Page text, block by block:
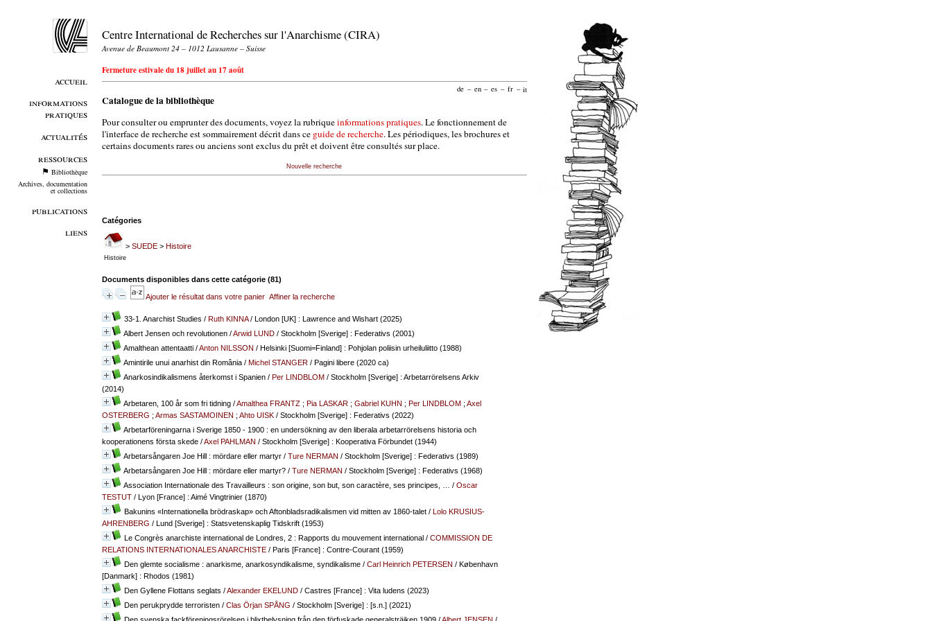
accueil
informations
pratiques
actualités
ressources
Bibliothèque
Archives, documentation
et collections
publications
liens
Centre International de Recherches sur l'Anarchisme (CIRA)
Avenue de Beaumont 24 – 1012 Lausanne – Suisse
Fermeture estivale du 18 juillet au 17 août
de – en – es – fr – it
Catalogue de la bibliothèque
Pour consulter ou emprunter des documents, voyez la rubriqueinformations pratiques. Le fonctionnement de
l'interface de recherche est sommairement décrit dans ce guide de recherche. Les périodiques, les brochures et
certains documents rares ou anciens sont exclus du prêt et doivent être consultés sur place.
Nouvelle recherche
Catégories
> SUEDE> Histoire
Histoire
Documents disponibles dans cette catégorie (81)
Ajouter le résultat dans votre panier Affiner la recherche
33-1. Anarchist Studies / Ruth KINNA/ London [UK] : Lawrence and Wishart (2025)
Albert Jensen och revolutionen/Arwid LUND/ Stockholm [Sverige] : Federativs (2001)
Amalthean attentaatti/Anton NILSSON / Helsinki [Suomi=Finland] : Pohjolan poliisin urheiluliitto (1988)
Amintirile unui anarhist din România/ Michel STANGER/ Pagini libere (2020 ca)
Anarkosindikalismens återkomst i Spanien/ Per LINDBLOM/ Stockholm [Sverige] : Arbetarrörelsens Arkiv
(2014)
Arbetaren, 100 år som fri tidning/Amalthea FRANTZ; Pia LASKAR; Gabriel KUHN ; Per LINDBLOM; Axel
OSTERBERG ; Armas SASTAMOINEN ; Ahto UISK/ Stockholm [Sverige] : Federativs (2022)
Arbetarföreningarna i Sverige 1850 - 1900 : en undersökning av den liberala arbetarrörelsens historia och
kooperationens första skede/Axel PAHLMAN / Stockholm [Sverige] : Kooperativa Förbundet (1944)
Arbetarsångaren Joe Hill : mördare eller martyr/ Ture NERMAN / Stockholm [Sverige] : Federativs (1989)
Arbetarsångaren Joe Hill : mördare eller martyr?/ Ture NERMAN / Stockholm [Sverige] : Federativs (1968)
Association Internationale des Travailleurs : son origine, son but, son caractère, ses principes, …
/ Oscar
TESTUT/ Lyon [France] : Aimé Vingtrinier (1870)
Bakunins «Internationella brödraskap» och Aftonbladsradikalismen vid mitten av 1860-talet/ Lolo KRUSIUS-
AHRENBERG / Lund [Sverige] : Statsvetenskaplig Tidskrift (1953)
Le Congrès anarchiste international de Londres, 2 : Rapports du mouvement international/ COMMISSION DE
RELATIONS INTERNATIONALES ANARCHISTE/ Paris [France] : Contre-Courant (1959)
Den glemte socialisme : anarkisme, anarkosyndikalisme, syndikalisme/ Carl Heinrich PETERSEN / København
[Danmark] : Rhodos (1981)
Den Gyllene Flottans seglats /Alexander EKELUND/ Castres [France] : Vita ludens (2023)
Den perukprydde terroristen/ Clas Örjan SPÅNG / Stockholm [Sverige] : [s.n.] (2021)